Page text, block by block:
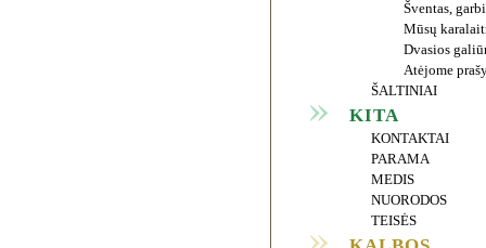
Šventas,
Mūsų
Dvasios
Atėjome
ŠALTINIAI
KITA
KONTAKTAI
PARAMA
MEDIS
NUORODOS
TEISĖS